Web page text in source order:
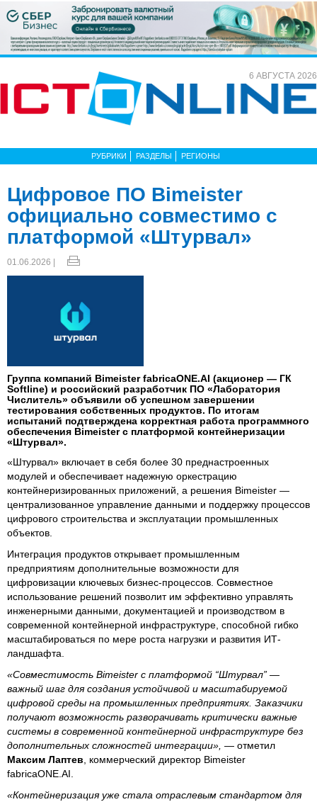
6 АВГУСТА 2026
РУБРИКИ РАЗДЕЛЫ РЕГИОНЫ
Цифровое ПО Bimeister
официально совместимо с
платформой «Штурвал»
01.06.2026 |
Группа компаний Bimeister fabricaONE.AI (акционер — ГК
Softline) и российский разработчик ПО «Лаборатория
Числитель» объявили об успешном завершении
тестирования собственных продуктов. По итогам
испытаний подтверждена корректная работа программного
обеспечения Bimeister с платформой контейнеризации
«Штурвал».
«Штурвал» включает в себя более 30 преднастроенных
модулей и обеспечивает надежную оркестрацию
контейнеризированных приложений, а решения Bimeister —
централизованное управление данными и поддержку процессов
цифрового строительства и эксплуатации промышленных
объектов.
Интеграция продуктов открывает промышленным
предприятиям дополнительные возможности для
цифровизации ключевых бизнес-процессов. Совместное
использование решений позволит им эффективно управлять
инженерными данными, документацией и производством в
современной контейнерной инфраструктуре, способной гибко
масштабироваться по мере роста нагрузки и развития ИТ-
ландшафта.
«Совместимость Bimeister с платформой “Штурвал” —
важный шаг для создания устойчивой и масштабируемой
цифровой среды на промышленных предприятиях. Заказчики
получают возможность разворачивать критически важные
системы в современной контейнерной инфраструктуре без
дополнительных сложностей интеграции», — отметил
Максим Лаптев , коммерческий директор Bimeister
fabricaONE.AI.
«Контейнеризация уже стала отраслевым стандартом для